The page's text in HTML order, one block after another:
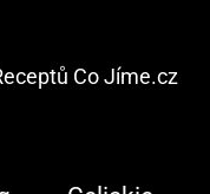
Co Jíme.cz